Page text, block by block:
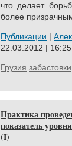
что делает
более
Публикации |
22.03.2012 | 16:25
Грузия забастовки
Практика
показатель
(I)